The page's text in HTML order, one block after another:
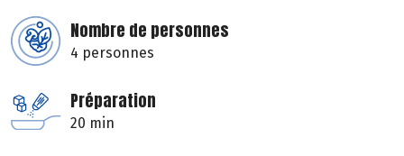
Nombre de personnes
4 personnes
Préparation
20 min